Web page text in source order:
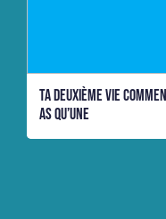
Ta deuxième vie
as qu’une